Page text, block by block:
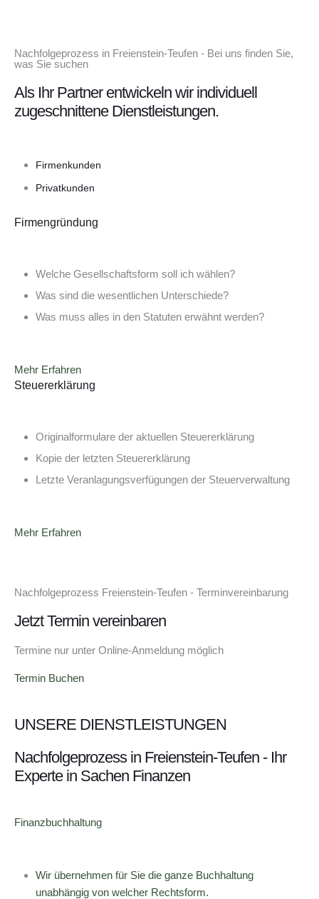
Nachfolgeprozess in Freienstein-Teufen - Bei uns finden Sie,
was Sie suchen
Als Ihr Partner entwickeln wir individuell
zugeschnittene Dienstleistungen.
Firmenkunden
Privatkunden
Firmengründung
Welche Gesellschaftsform soll ich wählen?
Was sind die wesentlichen Unterschiede?
Was muss alles in den Statuten erwähnt werden?
Mehr Erfahren
Steuererklärung
Originalformulare der aktuellen Steuererklärung
Kopie der letzten Steuererklärung
Letzte Veranlagungsverfügungen der Steuerverwaltung
Mehr Erfahren
Nachfolgeprozess Freienstein-Teufen - Terminvereinbarung
Jetzt Termin vereinbaren
Termine nur unter Online-Anmeldung möglich
Termin Buchen
UNSERE DIENSTLEISTUNGEN
Nachfolgeprozess in Freienstein-Teufen - Ihr
Experte in Sachen Finanzen
Finanzbuchhaltung
Wir übernehmen für Sie die ganze Buchhaltung
unabhängig von welcher Rechtsform.